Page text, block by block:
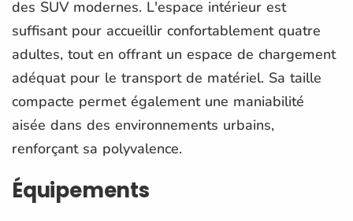
des SUV modernes. L'espace intérieur est
suffisant pour accueillir confortablement quatre
adultes, tout en offrant un espace de chargement
adéquat pour le transport de matériel. Sa taille
compacte permet également une maniabilité
aisée dans des environnements urbains,
renforçant sa polyvalence.
Équipements